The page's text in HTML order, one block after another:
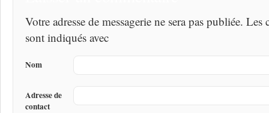
Votre adresse de messagerie ne sera pas publiée.
sont indiqués avec
Nom
Adresse de
contact